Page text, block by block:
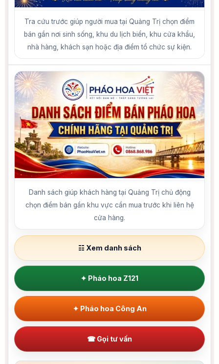
Tra cứu trước giúp người mua tại Quảng Trị chọn điểm
bán gần nơi sinh sống, khu du lịch biển, khu cửa khẩu,
nhà hàng, khách sạn hoặc địa điểm tổ chức sự kiện.
Danh sách giúp khách hàng tại Quảng Trị chủ động
chọn điểm bán gần khu vực cần mua trước khi liên hệ
cửa hàng.
☷ Xem danh sách
✦ Pháo hoa Z121
✦ Pháo hoa Công An
☎ Gọi tư vấn